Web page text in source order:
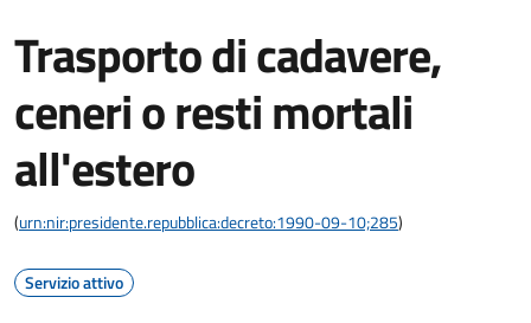
Trasporto di cadavere,
ceneri o resti mortali
all'estero
(urn:nir:presidente.repubblica:decreto:1990-09-10;285)
Servizio attivo